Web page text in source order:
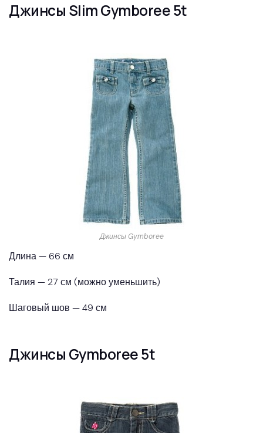
Джинсы Slim Gymboree 5t
Джинсы Gymboree
Длина — 66 см
Талия — 27 см (можно уменьшить)
Шаговый шов — 49 см
Джинсы Gymboree 5t